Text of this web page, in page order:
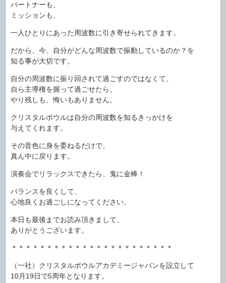
パートナーも、
ミッションも、
一人ひとりにあった周波数に引き寄せられてきます。
だから、今、自分がどんな周波数で振動しているのか？を
知る事が大切です。
自分の周波数に振り回されて過ごすのではなくて、
自ら主導権を握って過ごせたら、
やり残しも、悔いもありません。
クリスタルボウルは自分の周波数を知るきっかけを
与えてくれます。
その音色に身を委ねるだけで、
真ん中に戻ります。
演奏会でリラックスできたら、鬼に金棒！
バランスを良くして、
心地良くお過ごしになってください。
本日も最後までお読み頂きまして、
ありがとうございます。
＊＊＊＊＊＊＊＊＊＊＊＊＊＊＊＊＊＊＊＊＊＊＊
（一社）クリスタルボウルアカデミージャパンを設立して
10月19日で5周年となります。